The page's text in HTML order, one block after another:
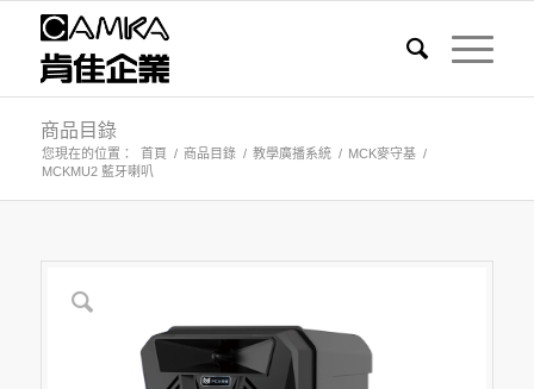
商品目錄
您現在的位置： 首頁 / 商品目錄 / 教學廣播系統 / MCK麥守基 /
MCKMU2 藍牙喇叭